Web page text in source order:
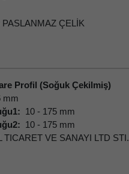
ÇELİK
Profil (Soğuk Çekilmiş)
mm
10 - 175 mm
10 - 175 mm
TICARET VE SANAYI LTD STI.